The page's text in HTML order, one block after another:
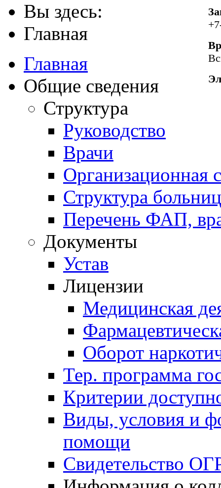
Вы здесь:
Главная
Главная
Общие сведения
Структура
Руководство
Врачи
Организационная
Структура
Перечень ФАП,
Документы
Устав
Лицензии
Медицинская
Оборот
Тер. программа
Критерии
Виды, условия и
помощи
Свидетельство